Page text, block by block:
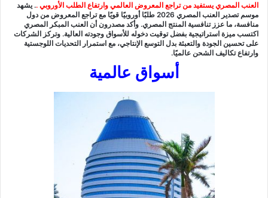
العنب المصري يستفيد من تراجع المعروض العالمي وارتفاع الطلب الأوروبي .. يشهد
موسم تصدير العنب المصري 2026 طلبًا أوروبيًا قويًا مع تراجع المعروض من دول
منافسة، ما عزز تنافسية المنتج المصري. وأكد مصدرون أن العنب المبكر المصري
اكتسب ميزة استراتيجية بفضل توقيت دخوله للأسواق وجودته العالية. وتركز الشركات
على تحسين الجودة والتعبئة بدل التوسع الإنتاجي، مع استمرار التحديات اللوجستية
وارتفاع تكاليف الشحن عالميًا.
أسواق عالمية